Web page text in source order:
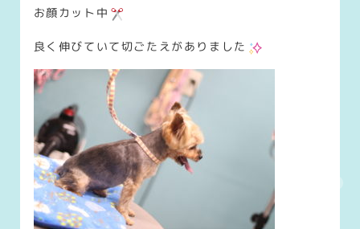
お顔カット中
良く伸びていて切ごたえがありました